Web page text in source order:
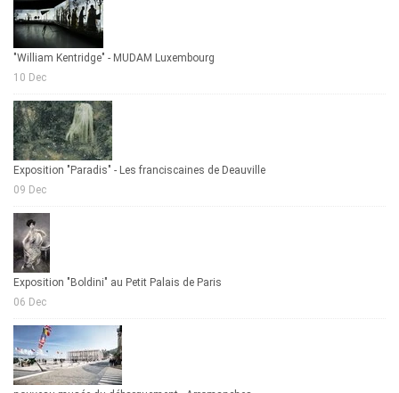
"William Kentridge" - MUDAM Luxembourg
10 Dec
Exposition "Paradis" - Les franciscaines de Deauville
09 Dec
Exposition "Boldini" au Petit Palais de Paris
06 Dec